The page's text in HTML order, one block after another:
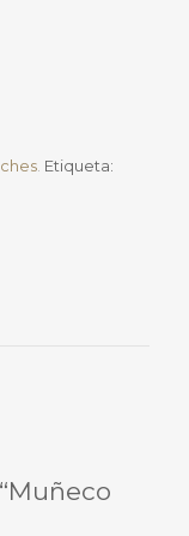
. Etiqueta: